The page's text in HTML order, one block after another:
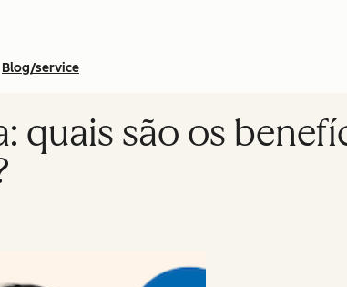
Blog/service
quais são os